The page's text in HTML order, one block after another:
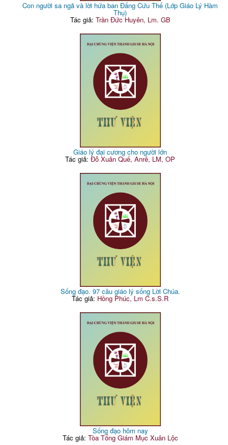
Con người sa ngã và lời hứa ban Đấng Cứu Thế (Lớp Giáo Lý Hàm
Thụ)
Tác giả: Trần Đức Huyên, Lm. GB
Giáo lý đại cương cho người lớn
Tác giả:Đỗ Xuân Quế, Anrê, LM, OP
Sống đạo. 97 câu giáo lý sống Lời Chúa.
Tác giả: Hồng Phúc, Lm C.s.S.R
Sống đạo hôm nay
Tác giả: Tòa Tổng Giám Mục Xuân Lộc